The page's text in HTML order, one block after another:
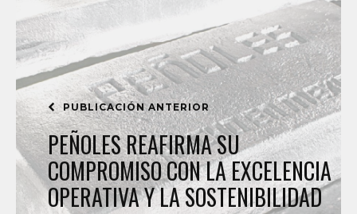
PUBLICACIÓN ANTERIOR
PEÑOLES REAFIRMA SU
COMPROMISO CON LA EXCELENCIA
OPERATIVA Y LA SOSTENIBILIDAD